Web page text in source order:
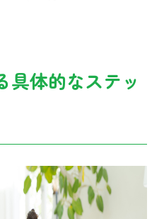
具体的なステッ